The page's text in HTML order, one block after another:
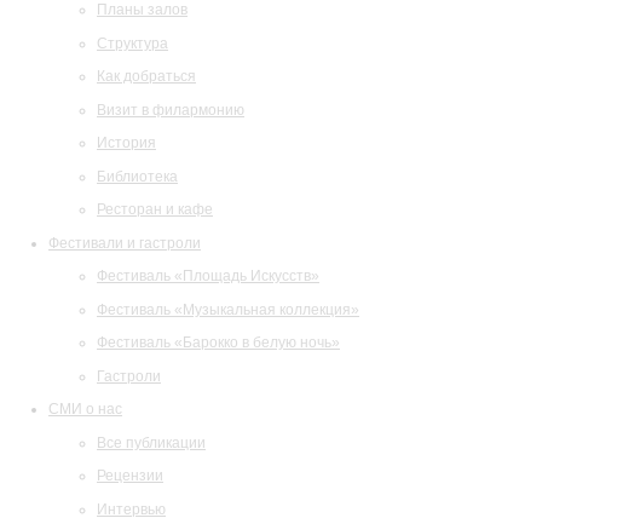
Планы залов
Структура
Как добраться
Визит в филармонию
История
Библиотека
Ресторан и кафе
Фестивали и гастроли
Фестиваль «Площадь Искусств»
Фестиваль «Музыкальная коллекция»
Фестиваль «Барокко в белую ночь»
Гастроли
СМИ о нас
Все публикации
Рецензии
Интервью